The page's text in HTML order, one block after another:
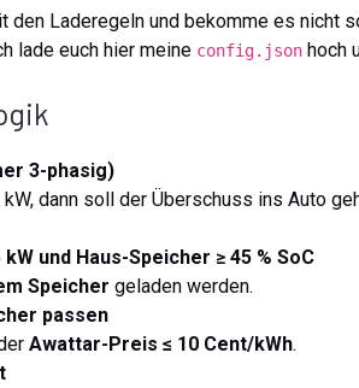
den Laderegeln und bekomme es nicht
lade euch hier meine config.json hoch
3-phasig)
dann soll der Überschuss ins Auto
und Haus-Speicher ≥ 45 % SoC
Speicher geladen werden.
passen
Awattar-Preis ≤ 10 Cent/kWh.